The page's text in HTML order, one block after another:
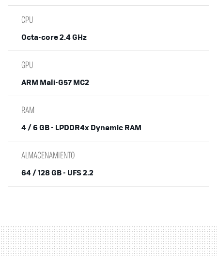
CPU
Octa-core 2.4 GHz
GPU
ARM Mali-G57 MC2
RAM
4 / 6 GB - LPDDR4x Dynamic RAM
ALMACENAMIENTO
64 / 128 GB - UFS 2.2